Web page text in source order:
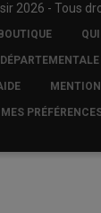
2026 - Tous
BOUTIQUE